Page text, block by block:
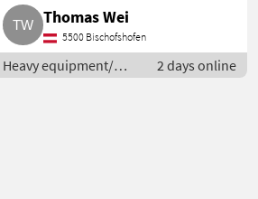
Thomas Wei
5500 Bischofshofen
Heavy equipment/
construction
2 days online